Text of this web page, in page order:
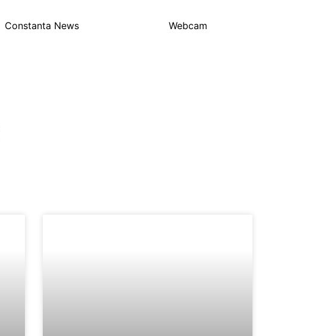
Constanta News Webcam